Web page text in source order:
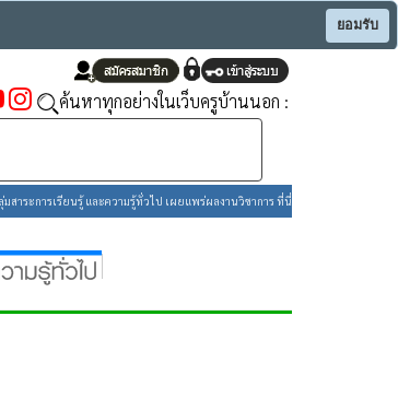
ยอมรับ
ค้นหาทุกอย่างในเว็บครูบ้านนอก :
สาระการเรียนรู้ และความรู้ทั่วไป เผยแพร่ผลงานวิชาการ ที่นี่